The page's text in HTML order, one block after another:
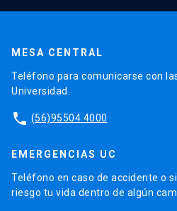
MESA CENTRAL
Teléfono para comunicarse con
Universidad.
phone (56)95504 4000
EMERGENCIAS UC
Teléfono en caso de accidente o
riesgo tu vida dentro de algún